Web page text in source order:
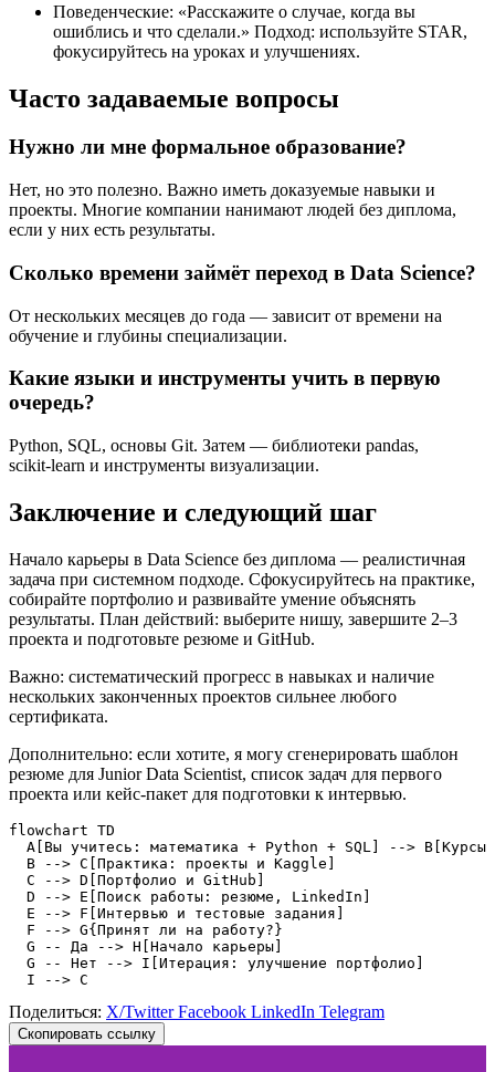
Поведенческие: «Расскажите о случае, когда вы
ошиблись и что сделали.» Подход: используйте STAR,
фокусируйтесь на уроках и улучшениях.
Часто задаваемые вопросы
Нужно ли мне формальное образование?
Нет, но это полезно. Важно иметь доказуемые навыки и
проекты. Многие компании нанимают людей без диплома,
если у них есть результаты.
Сколько времени займёт переход в Data Science?
От нескольких месяцев до года — зависит от времени на
обучение и глубины специализации.
Какие языки и инструменты учить в первую
очередь?
Python, SQL, основы Git. Затем — библиотеки pandas,
scikit‑learn и инструменты визуализации.
Заключение и следующий шаг
Начало карьеры в Data Science без диплома — реалистичная
задача при системном подходе. Сфокусируйтесь на практике,
собирайте портфолио и развивайте умение объяснять
результаты. План действий: выберите нишу, завершите 2–3
проекта и подготовьте резюме и GitHub.
Важно: систематический прогресс в навыках и наличие
нескольких законченных проектов сильнее любого
сертификата.
Дополнительно: если хотите, я могу сгенерировать шаблон
резюме для Junior Data Scientist, список задач для первого
проекта или кейс-пакет для подготовки к интервью.
flowchart TD
A[Вы учитесь: математика + Python + SQL] --> B[Курсы
  B --> C[Практика: проекты и Kaggle]
  C --> D[Портфолио и GitHub]
  D --> E[Поиск работы: резюме, LinkedIn]
  E --> F[Интервью и тестовые задания]
  F --> G{Принят ли на работу?}
  G -- Да --> H[Начало карьеры]
  G -- Нет --> I[Итерация: улучшение портфолио]
  I --> C
Поделиться: X/TwitterFacebook LinkedIn Telegram
Скопировать ссылку